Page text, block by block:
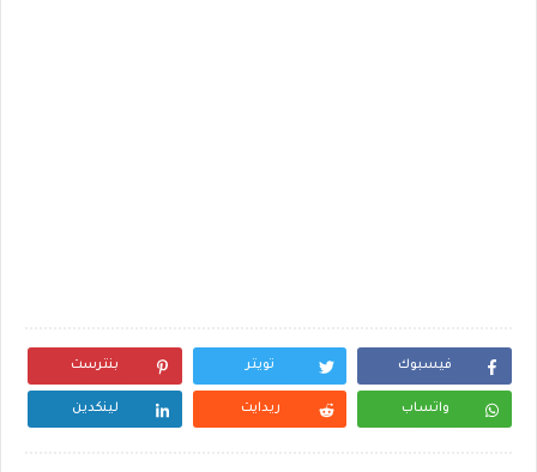
فيسبوك تويتر بنترست
واتساب ريدايت لينكدين